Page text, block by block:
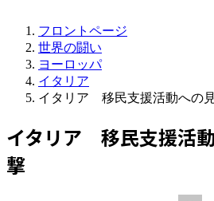
フロントページ
世界の闘い
ヨーロッパ
イタリア
イタリア 移民支援活動への
イタリア 移民支援活
撃